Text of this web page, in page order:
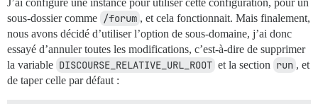
sous-dossier comme /forum , et cela fonctionnait. Mais finalement,
nous avons décidé d’utiliser l’option de sous-domaine, j’ai donc
essayé d’annuler toutes les modifications, c’est-à-dire de supprimer
la variable DISCOURSE_RELATIVE_URL_ROOT et la section run , et
de taper celle par défaut :